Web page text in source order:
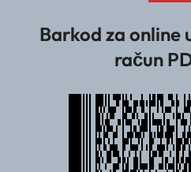
Barkod za online
račun